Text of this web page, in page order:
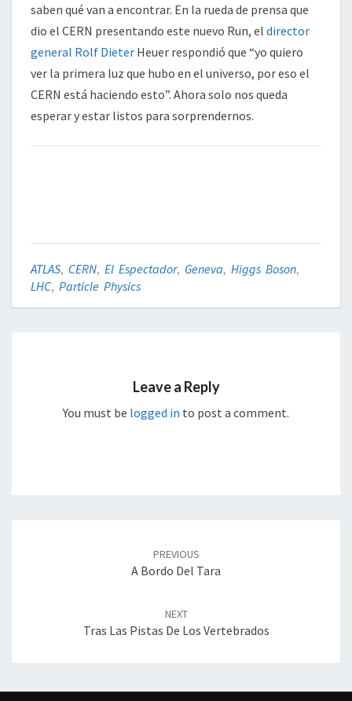
saben qué van a encontrar. En la rueda de prensa que
dio el CERN presentando este nuevo Run, el director
general Rolf Dieter Heuer respondió que “yo quiero
ver la primera luz que hubo en el universo, por eso el
CERN está haciendo esto”. Ahora solo nos queda
esperar y estar listos para sorprendernos.
ATLAS, CERN, El Espectador, Geneva, Higgs Boson,
LHC, Particle Physics
Leave a Reply
You must be logged in to post a comment.
PREVIOUS
A Bordo Del Tara
NEXT
Tras Las Pistas De Los Vertebrados